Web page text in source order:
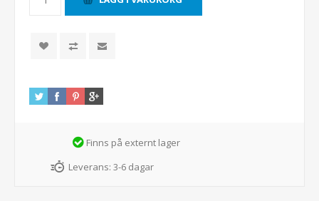
Finns på externt lager
Leverans: 3-6 dagar